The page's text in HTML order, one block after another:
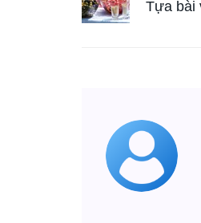
Tựa bài